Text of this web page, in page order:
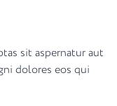
sit aspernatur aut
dolores eos qui